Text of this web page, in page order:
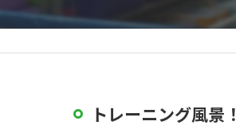
トレーニング風景！